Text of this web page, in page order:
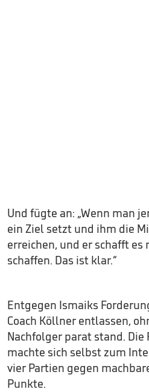
Und fügte an: „Wenn man
ein Ziel setzt und ihm die
erreichen, und er schafft es
schaffen. Das ist klar.“
Entgegen Ismaiks
Coach Köllner entlassen,
Nachfolger parat stand. Die
machte sich selbst zum
vier Partien gegen
Punkte.